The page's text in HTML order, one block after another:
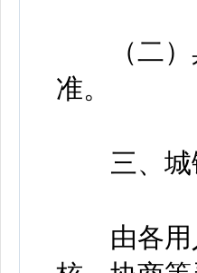
（二）具
准。
三、城
由各用人